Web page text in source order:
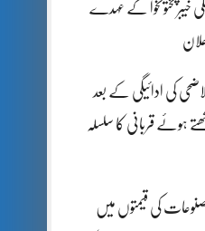
خیبرپختونخوا کے عہدے
کی ادائیگی کے بعد
ہوئے قربانی کا سلسلہ
کی قیمتوں میں